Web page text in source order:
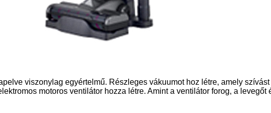
viszonylag egyértelmű. Részleges vákuumot hoz létre, amely
motoros ventilátor hozza létre. Amint a ventilátor forog, a